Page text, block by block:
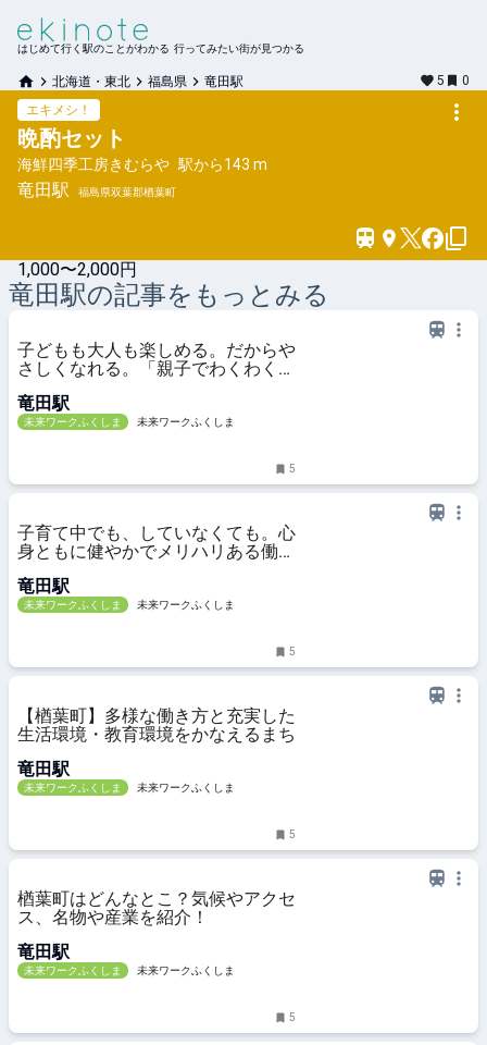
はじめて行く駅のことがわかる 行ってみたい街が見つかる
北海道・東北 福島県 竜田駅 5
0
エキメシ！
晩酌セット
海鮮四季工房きむらや 駅から143 m
竜田駅 福島県双葉郡楢葉町
1,000〜2,000円
竜田駅の記事をもっとみる
子どもも大人も楽しめる。だからや
さしくなれる。「親子でわくわくつ
竜田駅
未来ワークふくしま 未来ワークふくしま
5
子育て中でも、していなくても。心
身ともに健やかでメリハリある働き
竜田駅
未来ワークふくしま 未来ワークふくしま
5
【楢葉町】多様な働き方と充実した
生活環境・教育環境をかなえるまち
竜田駅
未来ワークふくしま 未来ワークふくしま
5
楢葉町はどんなとこ？気候やアクセ
ス、名物や産業を紹介！
竜田駅
未来ワークふくしま 未来ワークふくしま
5